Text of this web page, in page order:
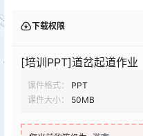
下载权限
[培训PPT]道岔起道作业
课件格式：
PPT
课件大小：
50MB